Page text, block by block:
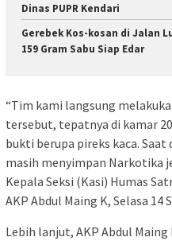
Dinas PUPR Kendari
Gerebek Kos-kosan di Jalan
159 Gram Sabu Siap Edar
“Tim kami langsung
tersebut, tepatnya di kamar
bukti berupa pireks kaca.
masih menyimpan Narkotika
Kepala Seksi (Kasi) Humas
AKP Abdul Maing K, Selasa 14
Lebih lanjut, AKP Abdul